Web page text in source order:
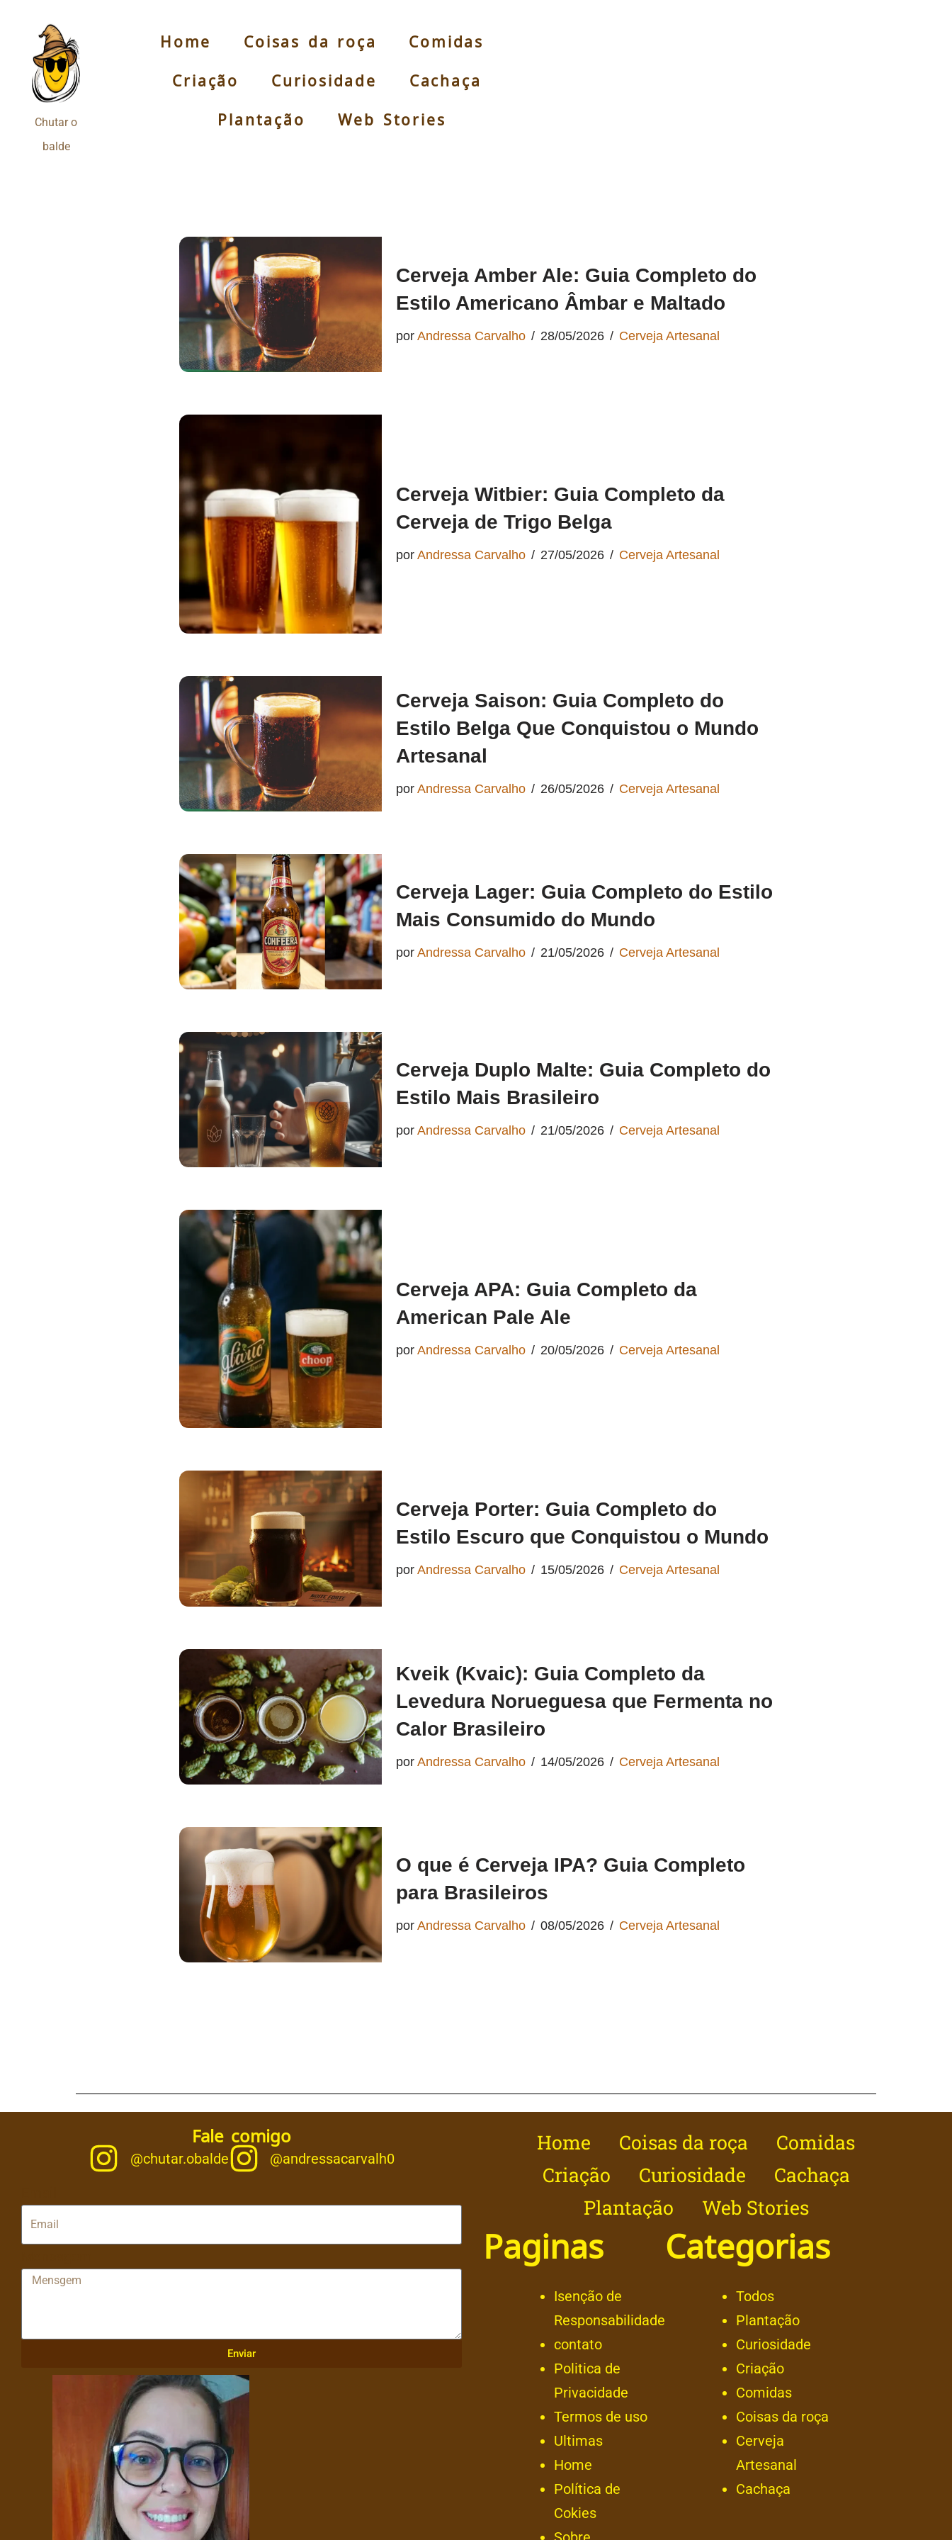
Pular
para
conteúdo
Chutar o
balde
Home Coisas da roça Comidas
Criação Curiosidade Cachaça
Plantação Web Stories
Cerveja Amber Ale: Guia Completo do
Estilo Americano Âmbar e Maltado
porAndressa Carvalho 28/05/2026 Cerveja Artesanal
Cerveja Witbier: Guia Completo da
Cerveja de Trigo Belga
porAndressa Carvalho 27/05/2026 Cerveja Artesanal
Cerveja Saison: Guia Completo do
Estilo Belga Que Conquistou o Mundo
Artesanal
porAndressa Carvalho 26/05/2026 Cerveja Artesanal
Cerveja Lager: Guia Completo do Estilo
Mais Consumido do Mundo
porAndressa Carvalho 21/05/2026 Cerveja Artesanal
Cerveja Duplo Malte: Guia Completo do
Estilo Mais Brasileiro
porAndressa Carvalho 21/05/2026 Cerveja Artesanal
Cerveja APA: Guia Completo da
American Pale Ale
porAndressa Carvalho 20/05/2026 Cerveja Artesanal
Cerveja Porter: Guia Completo do
Estilo Escuro que Conquistou o Mundo
porAndressa Carvalho 15/05/2026 Cerveja Artesanal
Kveik (Kvaic): Guia Completo da
Levedura Norueguesa que Fermenta no
Calor Brasileiro
porAndressa Carvalho 14/05/2026 Cerveja Artesanal
O que é Cerveja IPA? Guia Completo
para Brasileiros
porAndressa Carvalho 08/05/2026 Cerveja Artesanal
Fale comigo
@chutar.obalde @andressacarvalh0
Enviar
Home Coisas da roça
Comidas
Criação
Curiosidade
Cachaça
Plantação
Web Stories
Paginas
Isenção de
Responsabilidade
contato
Politica de
Privacidade
Termos de uso
Ultimas
Home
Política de
Cokies
Categorias
Todos
Plantação
Curiosidade
Criação
Comidas
Coisas da roça
Cerveja
Artesanal
Cachaça